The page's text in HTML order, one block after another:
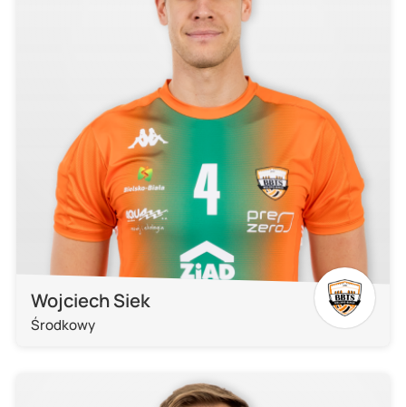
Wojciech Siek
Środkowy